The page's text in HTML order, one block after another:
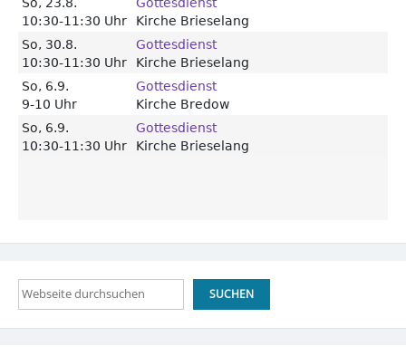
Suchen SUCHEN